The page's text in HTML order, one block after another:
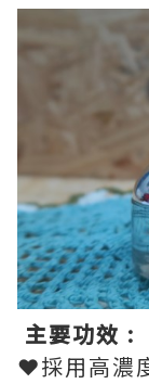
主要功效 :
❤採用高濃